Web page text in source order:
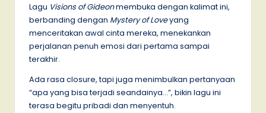
Lagu Visions of Gideonmembuka dengan kalimat ini,
berbanding dengan Mystery of Loveyang
menceritakan awal cinta mereka, menekankan
perjalanan penuh emosi dari pertama sampai
terakhir.
Ada rasa closure, tapi juga menimbulkan pertanyaan
“apa yang bisa terjadi seandainya…”, bikin lagu ini
terasa begitu pribadi dan menyentuh.